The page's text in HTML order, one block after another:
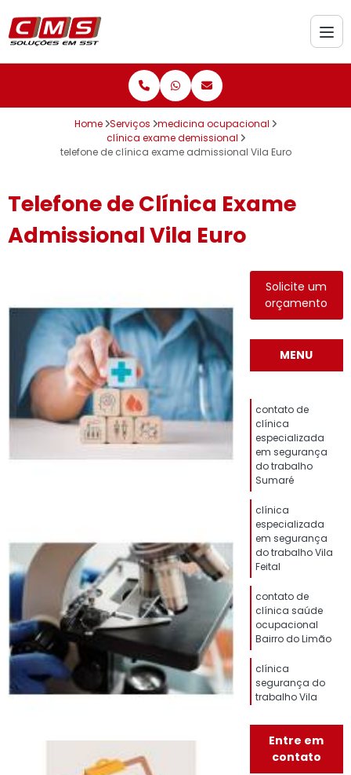
Home Serviços medicina ocupacional
clínica exame demissional
telefone de clínica exame admissional Vila Euro
Telefone de Clínica Exame
Admissional Vila Euro
Solicite um
orçamento
MENU
contato de
clínica
especializada
em segurança
do trabalho
Sumaré
clínica
especializada
em segurança
do trabalho Vila
Feital
contato de
clínica saúde
ocupacional
Bairro do Limão
clínica
segurança do
trabalho Vila
telefone de
clínica exame
Entre em
contato